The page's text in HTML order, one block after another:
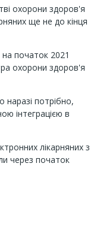
охорони здоров'я
ще не до кінця
початок 2021
охорони здоров'я
наразі потрібно,
інтеграцією в
лікарняних з
через початок